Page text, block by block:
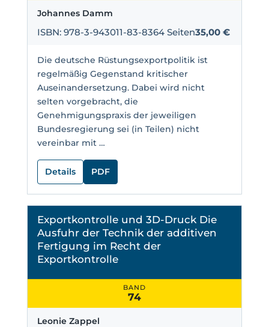
Johannes Damm
ISBN: 978-3-943011-83-8364 Seiten35,00 €
Die deutsche Rüstungsexportpolitik ist
regelmäßig Gegenstand kritischer
Auseinandersetzung. Dabei wird nicht
selten vorgebracht, die
Genehmigungspraxis der jeweiligen
Bundesregierung sei (in Teilen) nicht
vereinbar mit …
Details PDF
Exportkontrolle und 3D-Druck Die
Ausfuhr der Technik der additiven
Fertigung im Recht der
Exportkontrolle
BAND
74
Leonie Zappel